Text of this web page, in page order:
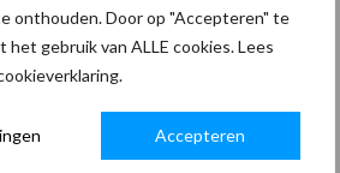
onthouden. Door op "Accepteren" te
het gebruik van ALLE cookies. Lees
Accepteren
en voor andere doeleinden
onzeprivacybeleid.